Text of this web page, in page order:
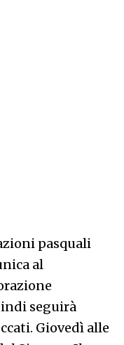
pasquali
al
seguirà
Giovedì alle